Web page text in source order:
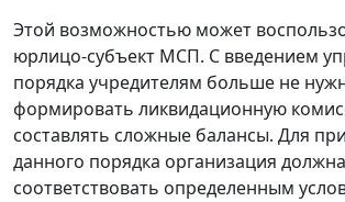
Этой возможностью может
юрлицо-субъект МСП. С введением
порядка учредителям больше не
формировать ликвидационную
составлять сложные балансы. Для
данного порядка организация должна
соответствовать определенным